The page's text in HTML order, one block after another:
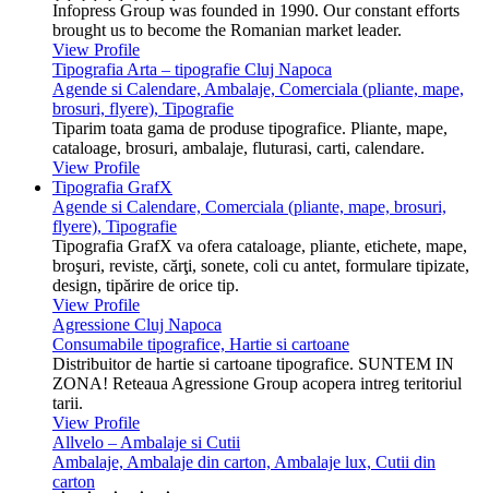
Infopress Group was founded in 1990. Our constant efforts
brought us to become the Romanian market leader.
View Profile
Tipografia Arta – tipografie Cluj Napoca
Agende si Calendare, Ambalaje, Comerciala (pliante, mape,
brosuri, flyere), Tipografie
Tiparim toata gama de produse tipografice. Pliante, mape,
cataloage, brosuri, ambalaje, fluturasi, carti, calendare.
View Profile
Tipografia GrafX
Agende si Calendare, Comerciala (pliante, mape, brosuri,
flyere), Tipografie
Tipografia GrafX va ofera cataloage, pliante, etichete, mape,
broşuri, reviste, cărţi, sonete, coli cu antet, formulare tipizate,
design, tipărire de orice tip.
View Profile
Agressione Cluj Napoca
Consumabile tipografice, Hartie si cartoane
Distribuitor de hartie si cartoane tipografice. SUNTEM IN
ZONA! Reteaua Agressione Group acopera intreg teritoriul
tarii.
View Profile
Allvelo – Ambalaje si Cutii
Ambalaje, Ambalaje din carton, Ambalaje lux, Cutii din
carton